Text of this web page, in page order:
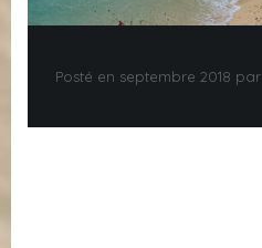
Posté en septembre 2018 par